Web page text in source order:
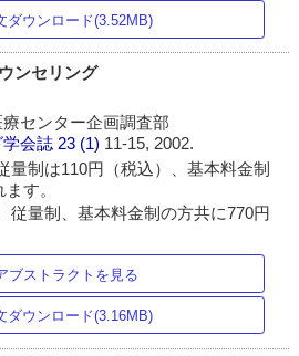
ダウンロード(3.52MB)
ンセリング
センター企画調査部
会誌 23 (1) 11-15, 2002.
量制は110円（税込）、基本料金制
す。
従量制、基本料金制の方共に770円
ブストラクトを見る
ダウンロード(3.16MB)